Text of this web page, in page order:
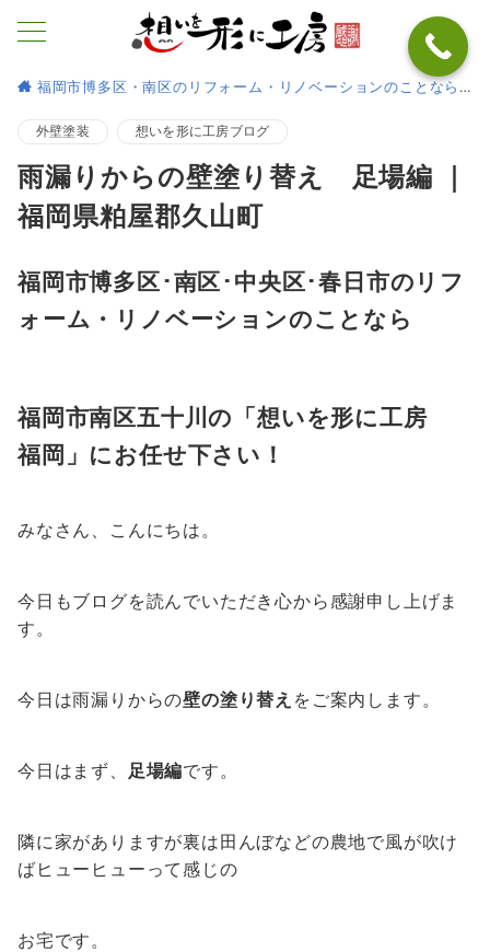
福岡市博多区・南区のリフォーム・リノベーションのことなら
外壁塗装 想いを形に工房ブログ
雨漏りからの壁塗り替え 足場編 ｜
福岡県粕屋郡久山町
福岡市博多区･南区･中央区･春日市のリフ
ォーム・リノベーションのことなら
福岡市南区五十川の「想いを形に工房
福岡」にお任せ下さい！
みなさん、こんにちは。
今日もブログを読んでいただき心から感謝申し上げま
す。
今日は雨漏りからの壁の塗り替え をご案内します。
今日はまず、 足場編です。
隣に家がありますが裏は田んぼなどの農地で風が吹け
ばヒューヒューって感じの
お宅です。